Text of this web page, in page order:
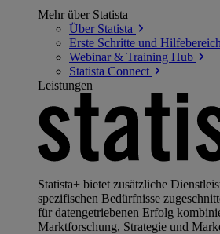
Mehr über Statista
Über Statista
Erste Schritte und Hilfebereich
Webinar & Training Hub
Statista Connect
Leistungen
Statista+ bietet zusätzliche
spezifischen Bedürfnisse
für datengetriebenen Erfolg
Marktforschung, Strategie und